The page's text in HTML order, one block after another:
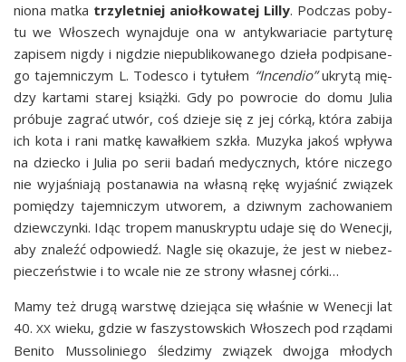
nio­na mat­ka trzy­let­niej anioł­ko­wa­tej Lil­ly. Pod­czas poby­
tu we Wło­szech wynaj­du­je ona w anty­kwa­ria­cie par­ty­tu­rę
zapi­sem nigdy i nigdzie nie­pu­bli­ko­wa­ne­go dzie­ła pod­pi­sa­ne­
go tajem­ni­czym L. Tode­sco i tytu­łem “Incen­dio”ukry­tą mię­
dzy kar­ta­mi sta­rej książ­ki. Gdy po powro­cie do domu Julia
pró­bu­je zagrać utwór, coś dzie­je się z jej cór­ką, któ­ra zabi­ja
ich kota i rani mat­kę kawał­kiem szkła. Muzy­ka jakoś wpły­wa
na dziec­ko i Julia po serii badań medycz­nych, któ­re nicze­go
nie wyja­śnia­ją posta­na­wia na wła­sną rękę wyja­śnić zwią­zek
pomię­dzy tajem­ni­czym utwo­rem, a dziw­nym zacho­wa­niem
dziew­czyn­ki. Idąc tro­pem manu­skryp­tu uda­je się do Wene­cji,
aby zna­leźć odpo­wiedź. Nagle się oka­zu­je, że jest w nie­bez­
pie­czeń­stwie i to wca­le nie ze stro­ny wła­snej córki…
Mamy też dru­gą war­stwę dzie­ją­ca się wła­śnie w Wene­cji lat
40.XX wie­ku, gdzie w faszy­stow­skich Wło­szech pod rzą­da­mi
Beni­to Mus­so­li­nie­go śle­dzi­my zwią­zek dwoj­ga mło­dych